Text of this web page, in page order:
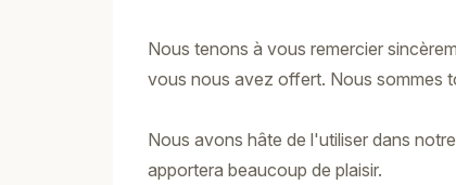
Nous tenons à vous remercier
vous nous avez offert. Nous sommes
Nous avons hâte de l'utiliser dans
apportera beaucoup de plaisir.